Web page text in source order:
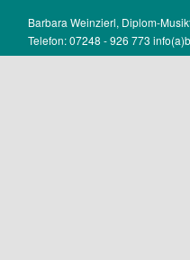
Barbara Weinzierl, Diplom-
Telefon: 07248 - 926 773